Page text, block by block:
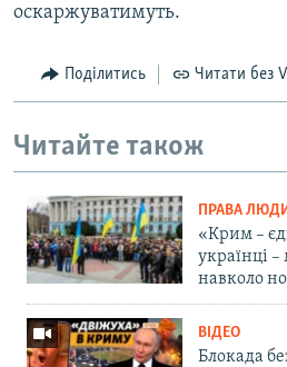
оскаржуватимуть.
Поділитись Читати без
Читайте також
ПРАВА
«Крим –
українці –
навколо
ВІДЕО
Блокада